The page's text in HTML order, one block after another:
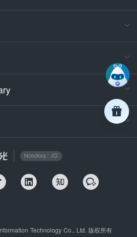
Technology Co., Ltd. 版权所有
days)
9:30-
Email